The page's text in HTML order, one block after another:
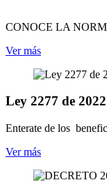
CONOCE LA
Ver más
Ley 2277 de
Enterate de los
Ver más